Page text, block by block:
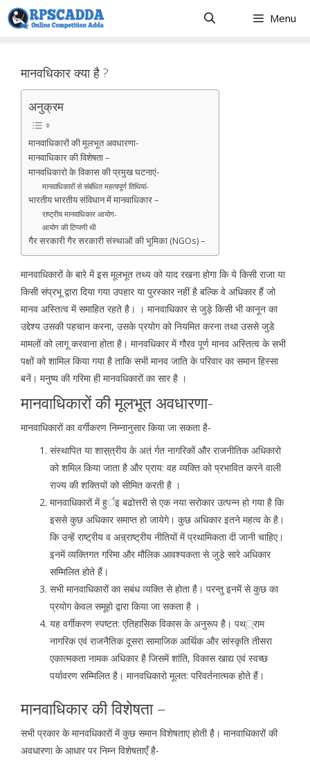
Skip
to
Menu
मानवधिकार क्या है ?
अनुक्रम
मानवाधिकारों की मूलभूत अवधारणा-
मानवाधिकार की विशेषता –
मानवधिकारो के विकास की प्रमुख घटनाएं-
मानवाधिकारों से संबंधित महत्वपूर्ण तिथियां-
भारतीय भारतीय संविधान में मानवाधिकार –
राष्ट्रीय मानवाधिकार आयोग-
आयोग की टिप्पणी थी
गैर सरकारी गैर सरकारी संस्थाओं की भूमिका (NGOs) –
मानवाधिकारों के बारे में इस मूलभूत तथ्य को याद रखना होगा कि ये किसी राजा या
किसी संप्रभू द्वारा दिया गया उपहार या पुरस्कार नहीं है बल्कि वे अधिकार हैं जो
मानव अस्तित्व में समाहित रहते है। । मानवाधिकार से जुड़े किसी भी कानून का
उद्देश्य उसकी पहचान करना, उसके प्रयोग को नियमित करना तथा उससे जुडे
मामलों को लागू करवाना होता है। मानवधिकार में गौरव पूर्ण मानव अस्तित्व के सभी
पक्षों को शामिल किया गया है ताकि सभी मानव जाति के परिवार का समान हिस्सा
बनें। मनुष्य की गरिमा ही मानवधिकारों का सार है ।
मानवाधिकारों की मूलभूत अवधारणा-
मानवाधिकारों का वर्गीकरण निम्नानुसार किया जा सकता है-
संस्थापित या शास़्त्रीय के अतं र्गत नागरिकों और राजनीतिक अधिकारो
को शमिल किया जाता है और प्राय: वह व्यक्ति को प्रभावित करने वाली
राज्य की शक्तियों को सीमित करती है ।
मानवाधिकारों में हुर्इ बढोत्तरी से एक नया सरोकार उत्पन्न हो गया है कि
इससे कुछ अधिकार समाप्त हो जायेगे। कुछ अधिकार इतने महत्व के है।
कि उन्हें राष्ट्रीय व अन्र्राष्ट्रीय नीतियों में प्रथामिकता दी जानी चाहिए।
इनमें व्यक्तिगत गरिमा और मौलिक आवश्यकता से जुडे़ सारे अधिकार
सम्मिलित होते हैं।
सभी मानवाधिकारों का सबंध व्यक्ति से होता है। परन्तु इनमें से कुछ का
प्रयोग केवल समूहो द्वारा किया जा सकता है ।
यह वर्गीकरण स्पष्टत: एतिहासिक विकास के अनुरूप है। पथ््राम
नागरिक एवं राजनैतिक दूसरा सामाजिक आर्थिक और सांस्कृति तीसरा
एकात्मकता नामक अधिकार है जिसमें शांति, विकास खाद्य एवं स्वच्छ
पर्यावरण सम्मिलित है। मानवधिकारो मूलत: परिवर्तनात्मक होते हैं।
मानवाधिकार की विशेषता –
सभी प्रकार के मानवधिकारों में कुछ समान विशेषताए होती है। मानवाधिकारों की
अवधारणा के आधार पर निम्न विशेषताएँ है-